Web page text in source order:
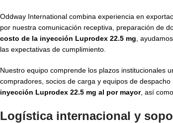
Oddway International combina experiencia en
por nuestra comunicación receptiva, preparación de
costo de la inyección Luprodex 22.5 mg ,
las expectativas de cumplimiento.
Nuestro equipo comprende los plazos institucionales
compradores, socios de carga y equipos de
inyección Luprodex 22.5 mg al por mayor, así
Logística internacional y